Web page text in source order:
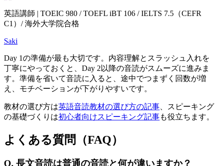
英語講師 | TOEIC 980 / TOEFL iBT 106 / IELTS 7.5（CEFR
C1）/ 海外大学院合格
Saki
Day 1の準備が最も大切です。内容理解とスラッシュ入れを
丁寧にやっておくと、Day 2以降の音読がスムーズに進みま
す。準備を省いて音読に入ると、途中でつまずく回数が増
え、モチベーションが下がりやすいです。
教材の選び方は英語音読教材の選び方の記事 、スピーキング
の基礎づくりは初心者向けスピーキング記事も役立ちます。
よくある質問（FAQ）
Q. 長文音読は普通の音読と何が違いますか？